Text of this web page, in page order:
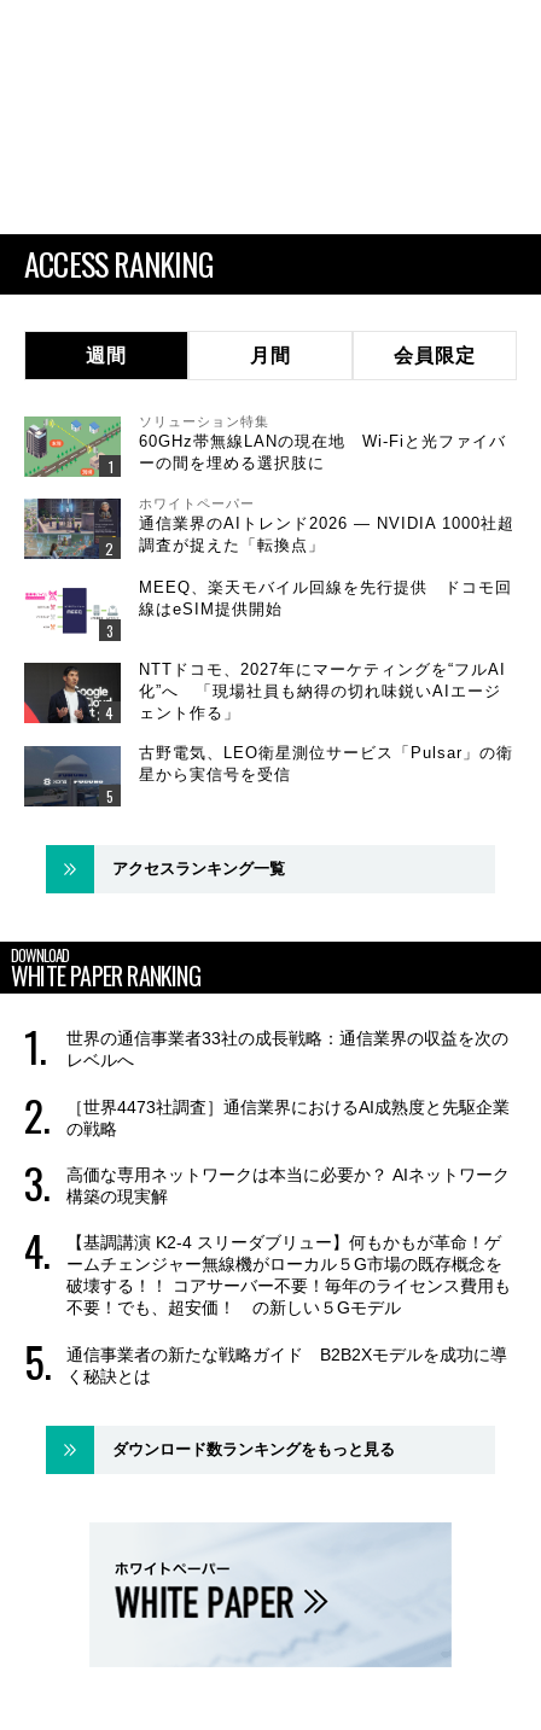
ACCESS RANKING
週間 月間 会員限定
ソリューション特集
60GHz帯無線LANの現在地 Wi-Fiと光ファイバ
ーの間を埋める選択肢に
ホワイトペーパー
通信業界のAIトレンド2026 ― NVIDIA 1000社超
調査が捉えた「転換点」
MEEQ、楽天モバイル回線を先行提供 ドコモ回
線はeSIM提供開始
NTTドコモ、2027年にマーケティングを“フルAI
化”へ 「現場社員も納得の切れ味鋭いAIエージ
ェント作る」
古野電気、LEO衛星測位サービス「Pulsar」の衛
星から実信号を受信
アクセスランキング一覧
DOWNLOAD
WHITE PAPER RANKING
世界の通信事業者33社の成長戦略：通信業界の収益を次の
レベルへ
［世界4473社調査］通信業界におけるAI成熟度と先駆企業
の戦略
高価な専用ネットワークは本当に必要か？ AIネットワーク
構築の現実解
【基調講演 K2-4 スリーダブリュー】何もかもが革命！ゲ
ームチェンジャー無線機がローカル５G市場の既存概念を
破壊する！！ コアサーバー不要！毎年のライセンス費用も
不要！でも、超安価！ の新しい５Gモデル
通信事業者の新たな戦略ガイド B2B2Xモデルを成功に導
く秘訣とは
ダウンロード数ランキングをもっと見る